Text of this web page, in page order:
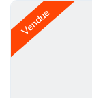
Vendue